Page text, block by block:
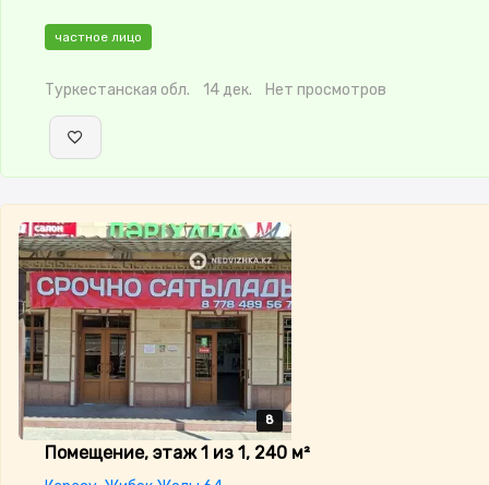
частное лицо
Туркестанская обл. 14 дек. Нет просмотров
8
8
8
8
8
Помещение, этаж 1 из 1, 240 м²